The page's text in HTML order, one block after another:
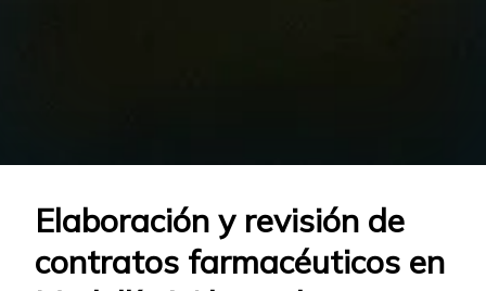
Elaboración y revisión de
contratos farmacéuticos en